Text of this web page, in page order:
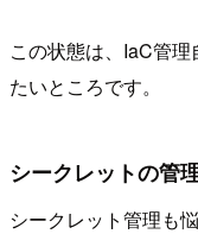
この状態は、IaC管
たいところです。
シークレットの管
シークレット管理も